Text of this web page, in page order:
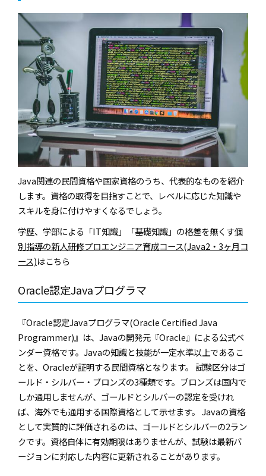
Java関連の民間資格や国家資格のうち、代表的なものを紹介
します。資格の取得を目指すことで、レベルに応じた知識や
スキルを身に付けやすくなるでしょう。
学歴、学部による「IT知識」「基礎知識」の格差を無くす個
別指導の新人研修プロエンジニア育成コース(Java2・3ヶ月コ
ース)はこちら
Oracle認定Javaプログラマ
『Oracle認定Javaプログラマ(Oracle Certified Java
Programmer)』は、Javaの開発元『Oracle』による公式ベ
ンダー資格です。Javaの知識と技能が一定水準以上であるこ
とを、Oracleが証明する民間資格となります。 試験区分はゴ
ールド・シルバー・ブロンズの3種類です。ブロンズは国内で
しか通用しませんが、ゴールドとシルバーの認定を受けれ
ば、海外でも通用する国際資格として示せます。 Javaの資格
として実質的に評価されるのは、ゴールドとシルバーの2ラン
クです。資格自体に有効期限はありませんが、試験は最新バ
ージョンに対応した内容に更新されることがあります。